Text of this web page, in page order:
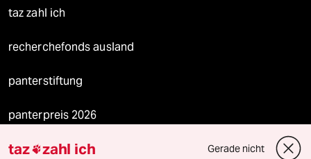
taz zahl ich
recherchefonds ausland
panterstiftung
panterpreis 2026
taz zahl ich Gerade nicht